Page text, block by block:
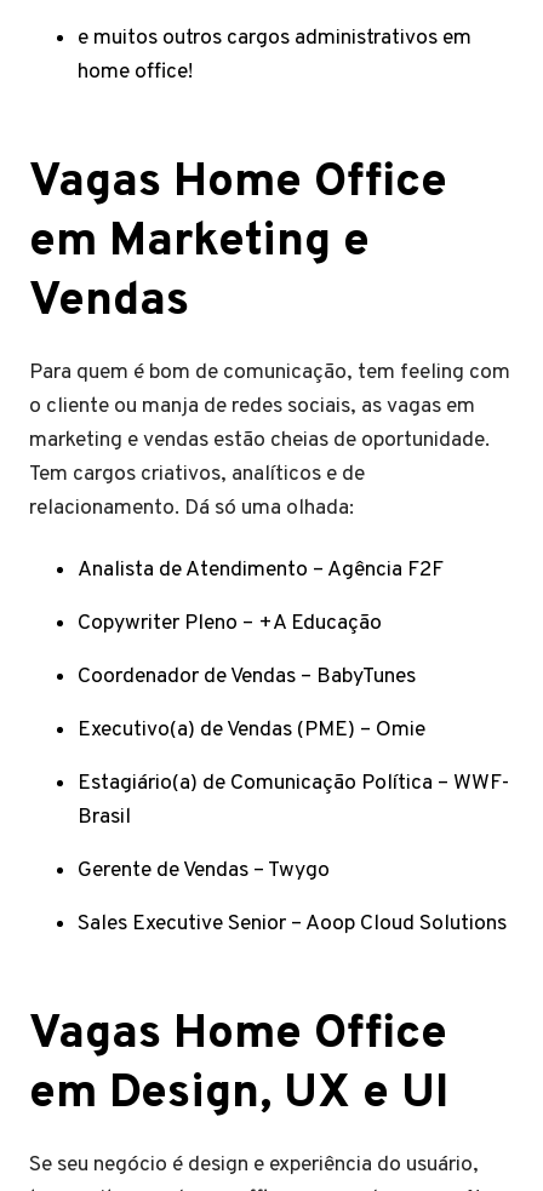
e muitos outros cargos administrativos em
home office!
Vagas Home Office
em Marketing e
Vendas
Para quem é bom de comunicação, tem feeling com
o cliente ou manja de redes sociais, as vagas em
marketing e vendas estão cheias de oportunidade.
Tem cargos criativos, analíticos e de
relacionamento. Dá só uma olhada:
Analista de Atendimento – Agência F2F
Copywriter Pleno – +A Educação
Coordenador de Vendas – BabyTunes
Executivo(a) de Vendas (PME) – Omie
Estagiário(a) de Comunicação Política – WWF-
Brasil
Gerente de Vendas – Twygo
Sales Executive Senior – Aoop Cloud Solutions
Vagas Home Office
em Design, UX e UI
Se seu negócio é design e experiência do usuário,